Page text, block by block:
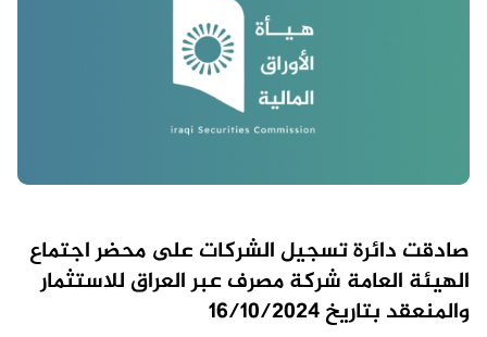
صادقت دائرة تسجيل الشركات على محضر اجتماع
الهيئة العامة شركة مصرف عبر العراق للاستثمار
والمنعقد بتاريخ 16/10/2024